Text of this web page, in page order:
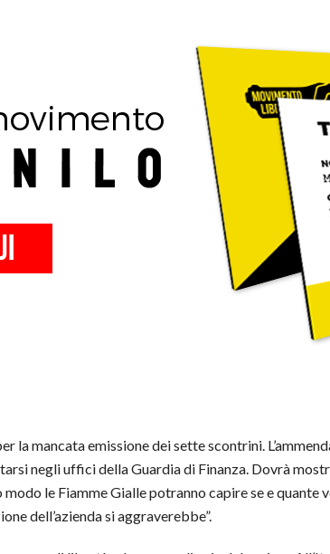
la mancata emissione dei sette scontrini.
negli uffici della Guardia di Finanza. Dovrà
le Fiamme Gialle potranno capire se e quante
dell’azienda si aggraverebbe”.